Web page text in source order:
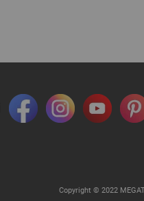
Copyright © 2022